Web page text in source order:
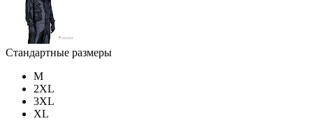
Стандартные размеры
M
2XL
3XL
XL